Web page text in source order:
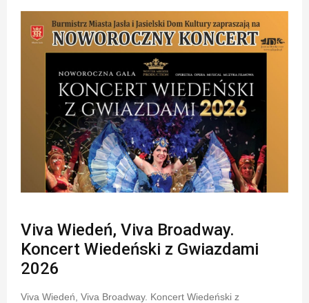
Viva Wiedeń, Viva Broadway.
Koncert Wiedeński z Gwiazdami
2026
Viva Wiedeń, Viva Broadway. Koncert Wiedeński z